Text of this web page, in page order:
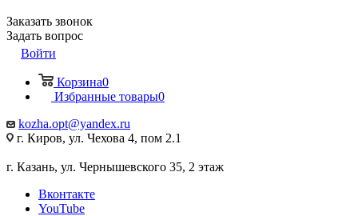
Заказать звонок
Задать вопрос
Войти
Корзина0
Избранные товары0
kozha.opt@yandex.ru
г. Киров, ул. Чехова 4, пом 2.1
г. Казань, ул. Чернышевского 35, 2 этаж
Вконтакте
YouTube